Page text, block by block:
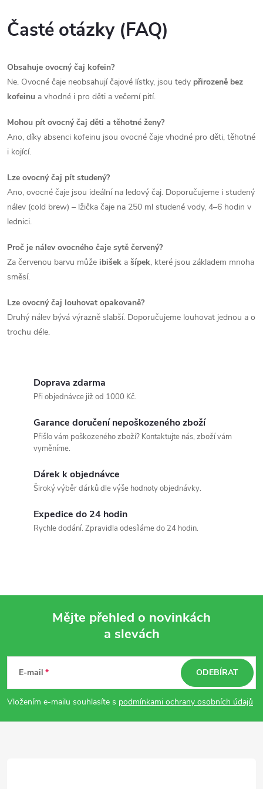
Časté otázky (FAQ)
Obsahuje ovocný čaj kofein?
Ne. Ovocné čaje neobsahují čajové lístky, jsou tedy přirozeně bez
kofeinu a vhodné i pro děti a večerní pití.
Mohou pít ovocný čaj děti a těhotné ženy?
Ano, díky absenci kofeinu jsou ovocné čaje vhodné pro děti, těhotné
i kojící.
Lze ovocný čaj pít studený?
Ano, ovocné čaje jsou ideální na ledový čaj. Doporučujeme i studený
nálev (cold brew) – lžička čaje na 250 ml studené vody, 4–6 hodin v
lednici.
Proč je nálev ovocného čaje sytě červený?
Za červenou barvu může ibišek a šípek, které jsou základem mnoha
směsí.
Lze ovocný čaj louhovat opakovaně?
Druhý nálev bývá výrazně slabší. Doporučujeme louhovat jednou a o
trochu déle.
Doprava zdarma
Při objednávce již od 1000 Kč.
Garance doručení nepoškozeného zboží
Přišlo vám poškozeného zboží? Kontaktujte nás, zboží vám
vyměníme.
Dárek k objednávce
Široký výběr dárků dle výše hodnoty objednávky.
Expedice do 24 hodin
Rychle dodání. Zpravidla odesíláme do 24 hodin.
p
a
Mějte přehled o novinkách
a slevách
E-mail
Vložením e-mailu souhlasíte s podmínkami ochrany osobních údajů
ODEBÍRAT